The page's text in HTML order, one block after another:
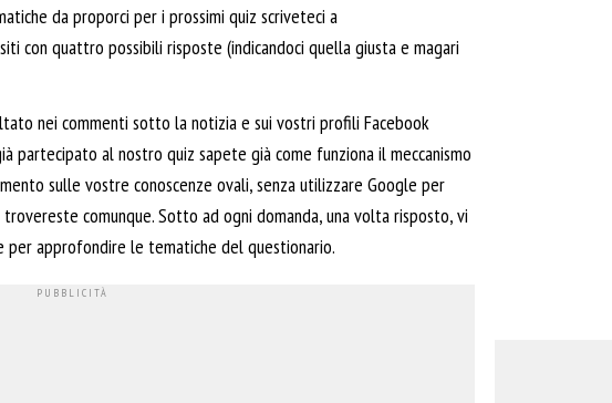
da proporci per i prossimi quiz scriveteci a
con quattro possibili risposte (indicandoci quella giusta e magari
nei commenti sotto la notizia e sui vostri profili Facebook
partecipato al nostro quiz sapete già come funziona il meccanismo
sulle vostre conoscenze ovali, senza utilizzare Google per
comunque. Sotto ad ogni domanda, una volta risposto, vi
per approfondire le tematiche del questionario.